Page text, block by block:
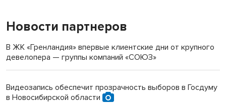
«Мы живём на пастбище!»: в новосибирском селе лошади
терроризируют жителей
Инвалид получил условный срок за избиение врачей
Новосибирский преподаватель с женой вошли в топ-16
Новости партнеров
В ЖК «Гренландия» впервые клиентские дни от крупного
девелопера — группы компаний «СОЮЗ»
Видеозапись обеспечит прозрачность выборов в Госдуму
в Новосибирской области